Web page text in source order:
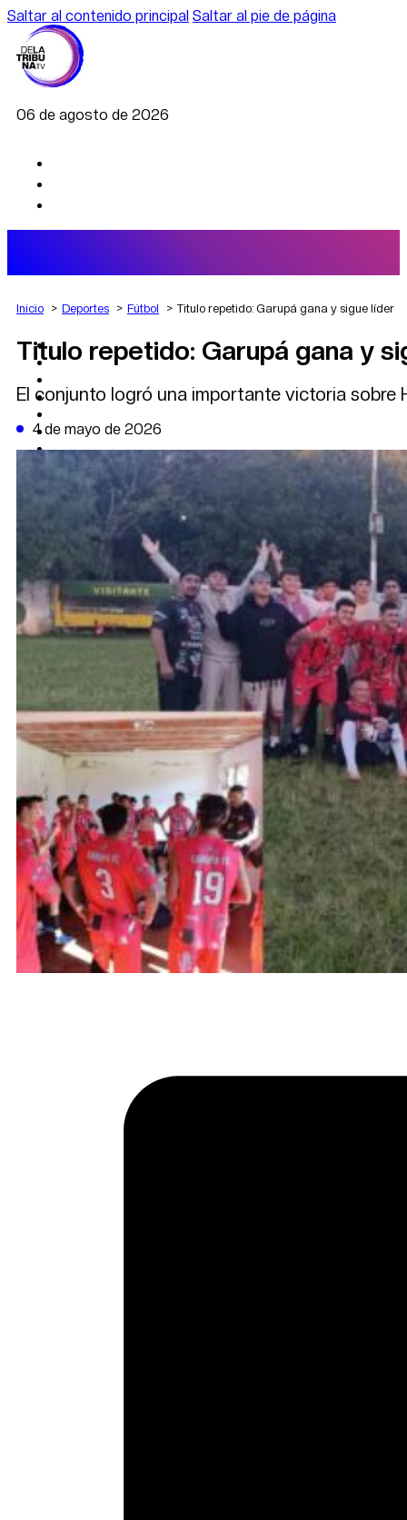
Saltar al contenido principal Saltar al pie de página
06 de agosto de 2026
AGRO
DEPORTES
POLÍTICA
DATA FIRME
DE LA TRIBUNA TV
Inicio Deportes Fútbol Titulo repetido: Garupá gana y sigue líder
Titulo repetido: Garupá gana y
El conjunto logró una importante victoria sobre
4 de mayo de 2026